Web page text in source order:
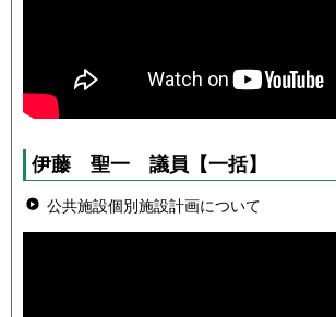
伊藤 聖一 議員 【一括】
公共施設個別施設計画について